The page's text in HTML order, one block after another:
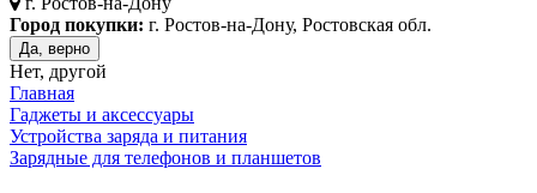
Город покупки: г. Ростов-на-Дону, Ростовская обл.
Да, верно
Нет, другой
Главная
Гаджеты и аксессуары
Устройства заряда и питания
Зарядные для телефонов и планшетов